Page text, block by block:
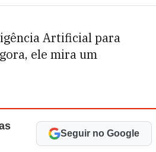
Artificial para
ele mira um
Seguir no Google